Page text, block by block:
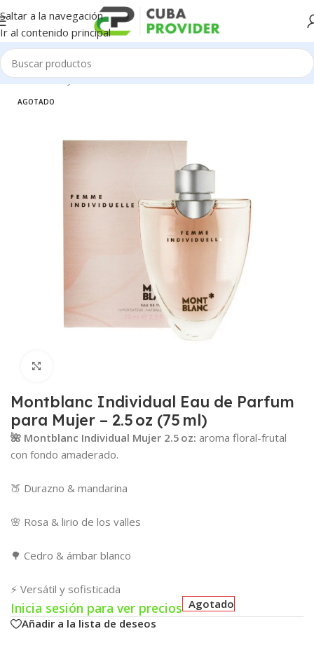
Saltar a la navegación
Ir al contenido principal
Inicio/Salud y Cuidado Personal/Perfumeria
AGOTADO
Montblanc Individual Eau de Parfum
para Mujer – 2.5 oz (75 ml)
🌺 Montblanc Individual Mujer 2.5 oz: aroma floral-frutal
con fondo amaderado.
🍑 Durazno & mandarina
🌸 Rosa & lirio de los valles
🌳 Cedro & ámbar blanco
⚡ Versátil y sofisticada
Inicia sesión para ver precios Agotado
Añadir a la lista de deseos